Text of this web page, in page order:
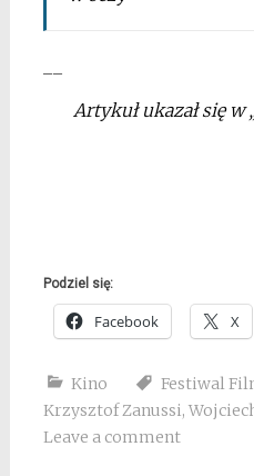
Artykuł ukazał się w
Podziel się:
Facebook X
Kino Festiwal
Krzysztof Zanussi,
Leave a comment